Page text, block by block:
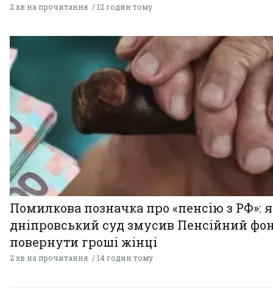
2 хв на прочитання 12 годин тому
Помилкова позначка про «пенсію з РФ»:
дніпровський суд змусив Пенсійний
повернути гроші жінці
2 хв на прочитання 14 годин тому